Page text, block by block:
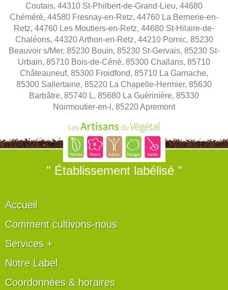
Coutais, 44310 St-Philbert-de-Grand-Lieu, 44680
Chéméré, 44580 Fresnay-en-Retz, 44760 La Bernerie-en-
Retz, 44760 Les Moutiers-en-Retz, 44680 St-Hilaire-de-
Chaléons, 44320 Arthon-en-Retz, 44210 Pornic, 85230
Beauvoir s/Mer, 85230 Bouin, 85230 St-Gervais, 85230 St-
Urbain, 85710 Bois-de-Céné, 85300 Challans, 85710
Châteauneuf, 85300 Froidfond, 85710 La Garnache,
85300 Sallertaine, 85220 La Chapelle-Hermier, 85630
Barbâtre, 85740 L, 85680 La Guérinière, 85330
Noirmoutier-en-l, 85220 Apremont
" Établissement labélisé "
Accueil
Comment cultivons-nous
Services +
Notre Label
Coordonnées & horaires